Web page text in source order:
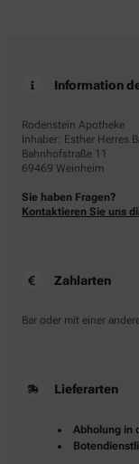
Information
Rodenstein Apotheke
Inhaber: Esther Herres
Bahnhofstraße 11
69469 Weinheim
Sie haben Fragen?
Kontaktieren Sie uns
Zahlarten
Bar oder mit einer
Lieferarten
Abholung in